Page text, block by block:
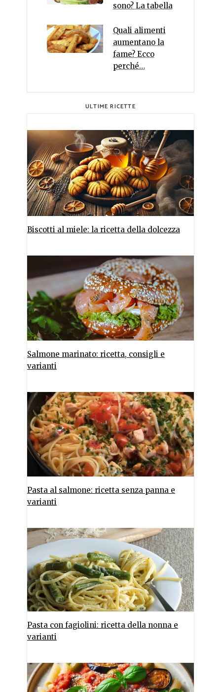
sono? La tabella
Quali alimenti
aumentano la
fame? Ecco
perché…
ULTIME RICETTE
Biscotti al miele: la ricetta della dolcezza
Salmone marinato: ricetta, consigli e
varianti
Pasta al salmone: ricetta senza panna e
varianti
Pasta con fagiolini: ricetta della nonna e
varianti